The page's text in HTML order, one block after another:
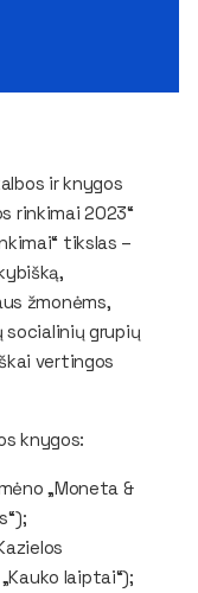
ir knygos
rinkimai 2023“
tikslas –
žmonėms,
grupių
vertingos
knygos:
„Moneta &
laiptai“);